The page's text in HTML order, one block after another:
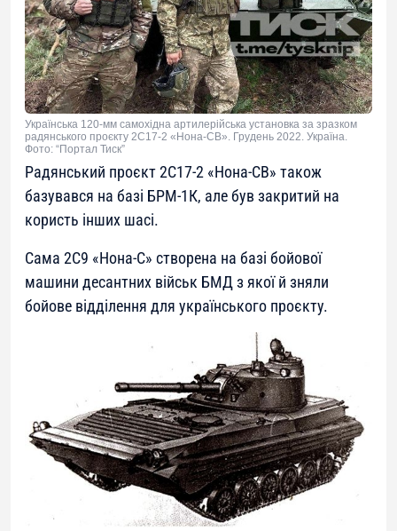
Українська 120-мм самохідна артилерійська установка за зразком
радянського проєкту 2С17-2 «Нона-СВ». Грудень 2022. Україна.
Фото: “Портал Тиск”
Радянський проєкт 2С17-2 «Нона-СВ» також
базувався на базі БРМ-1К, але був закритий на
користь інших шасі.
Сама 2С9 «Нона-С» створена на базі бойової
машини десантних військ БМД з якої й зняли
бойове відділення для українського проєкту.